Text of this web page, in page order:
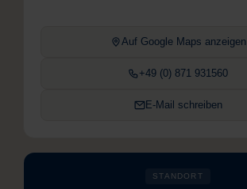
Auf Google Maps anzeigen
+49 (0) 871 931560
E-Mail schreiben
STANDORT